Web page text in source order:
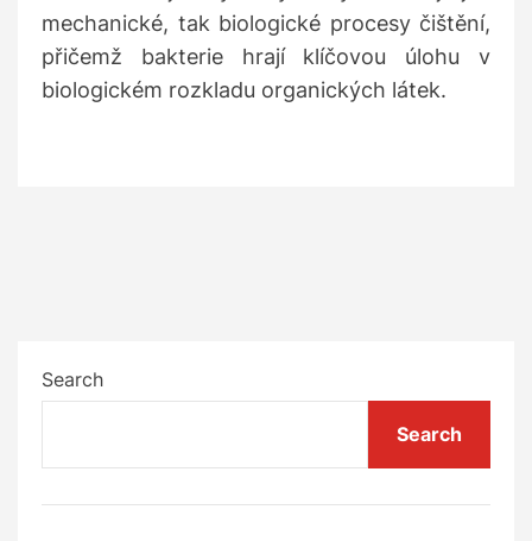
mechanické, tak biologické procesy čištění,
přičemž bakterie hrají klíčovou úlohu v
biologickém rozkladu organických látek.
Search
Search